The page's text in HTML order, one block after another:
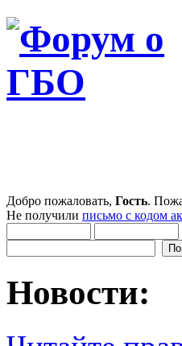
Добро пожаловать, Гость.
Не получили письмо с кодом
Новости: